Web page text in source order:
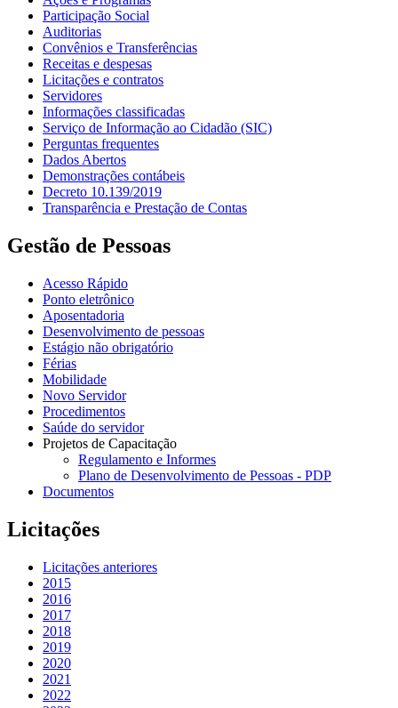
Participação Social
Auditorias
Convênios e Transferências
Receitas e despesas
Licitações e contratos
Servidores
Informações classificadas
Serviço de Informação ao Cidadão (SIC)
Perguntas frequentes
Dados Abertos
Demonstrações contábeis
Decreto 10.139/2019
Transparência e Prestação de Contas
Gestão de Pessoas
Acesso Rápido
Ponto eletrônico
Aposentadoria
Desenvolvimento de pessoas
Estágio não obrigatório
Férias
Mobilidade
Novo Servidor
Procedimentos
Saúde do servidor
Projetos de Capacitação
Regulamento e Informes
Plano de Desenvolvimento de Pessoas - PDP
Documentos
Licitações
Licitações anteriores
2015
2016
2017
2018
2019
2020
2021
2022